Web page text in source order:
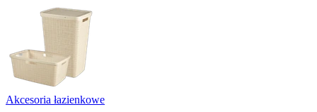
Akcesoria łazienkowe